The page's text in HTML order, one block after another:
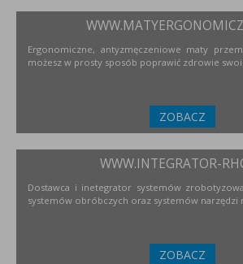
Ergonomiczne, antyzmęczeniowe maty
możesz w prosty sposób poprawić zdrowie
ZOBACZ
WWW.INTEGRATOR-
Dostawca i inetegrator systemów
systemów obróbczych oraz systemów narzędzi
ZOBACZ